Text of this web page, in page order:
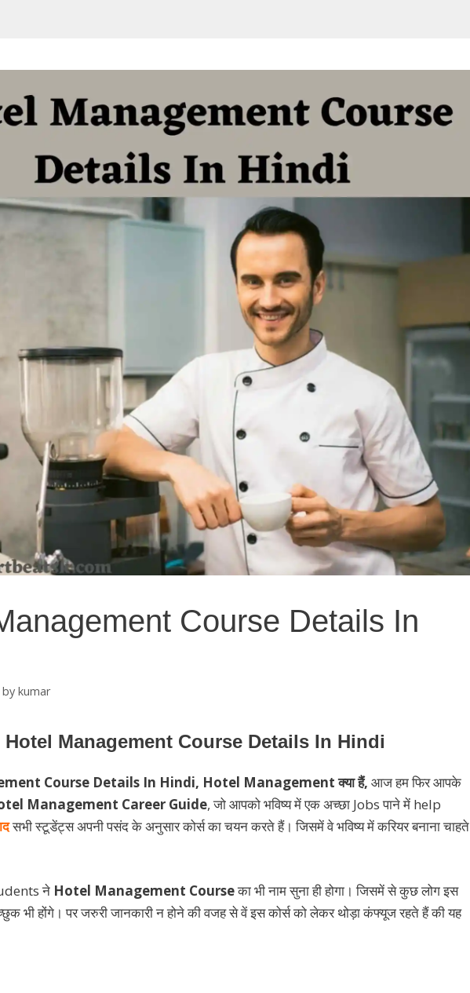
Course Details In
by kumar
Hotel Management Course Details In Hindi
Course Details In Hindi, Hotel Management क्या हैं, आज हम फिर आपके
Management Career Guide, जो आपको भविष्य में एक अच्छा Jobs पाने में help
सभी स्टूडेंट्स अपनी पसंद के अनुसार कोर्स का चयन करते हैं। जिसमें वे भविष्य में करियर बनाना चाहते
ने Hotel Management Courseका भी नाम सुना ही होगा। जिसमें से कुछ लोग इस
भी होंगे। पर जरुरी जानकारी न होने की वजह से वें इस कोर्स को लेकर थोड़ा कंफ्यूज रहते हैं की यह